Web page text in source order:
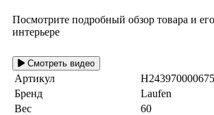
Посмотрите подробный обзор товара и
интерьере
Смотреть видео
Артикул
Бренд
Laufen
Вес
60